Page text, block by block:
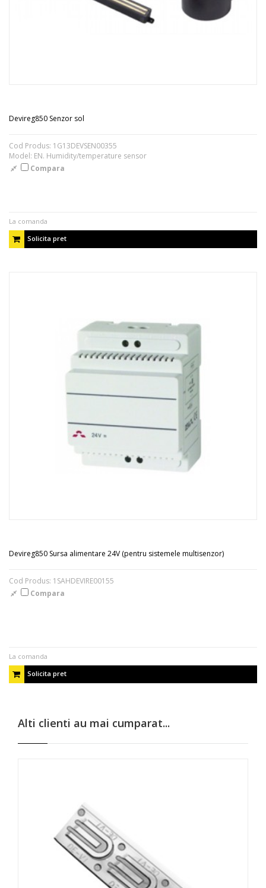
Devireg850 Senzor sol
Cod Produs: 1G13DEVSEN00355
Model: EN. Humidity/temperature sensor
Compara
La comanda
Solicita pret
Devireg850 Sursa alimentare 24V (pentru sistemele multisenzor)
Cod Produs: 1SAHDEVIRE00155
Compara
La comanda
Solicita pret
Alti clienti au mai cumparat...